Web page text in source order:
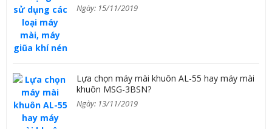
Ngày: 15/11/2019
Lựa chọn máy mài khuôn AL-55 hay máy mài
khuôn MSG-3BSN?
Ngày: 13/11/2019